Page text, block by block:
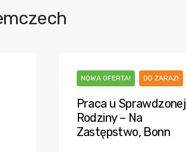
NOWA OFERTA! OD ZARAZ!
Praca u Sprawdzonej
Rodziny – Na
Zastępstwo, Bonn